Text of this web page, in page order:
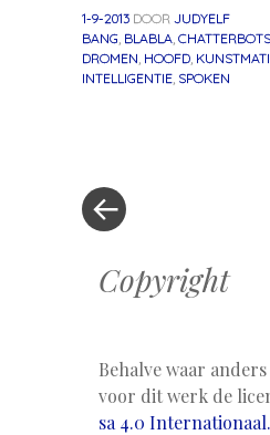
1-9-2013 DOOR JUDYELF
BANG BLABLA CHATTERBOTS
DROMEN HOOFD
INTELLIGENTIE SPOKEN
Copyright
Behalve waar
voor dit werk de
sa 4.0 Internationaal.